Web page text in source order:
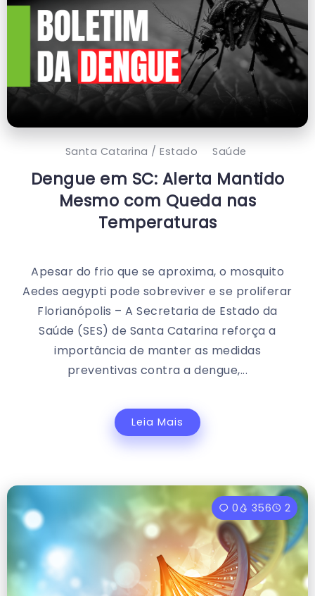
Santa Catarina / Estado Saúde
Dengue em SC: Alerta Mantido
Mesmo com Queda nas
Temperaturas
Apesar do frio que se aproxima, o mosquito
Aedes aegypti pode sobreviver e se proliferar
Florianópolis – A Secretaria de Estado da
Saúde (SES) de Santa Catarina reforça a
importância de manter as medidas
preventivas contra a dengue,...
Leia Mais
0 356 2